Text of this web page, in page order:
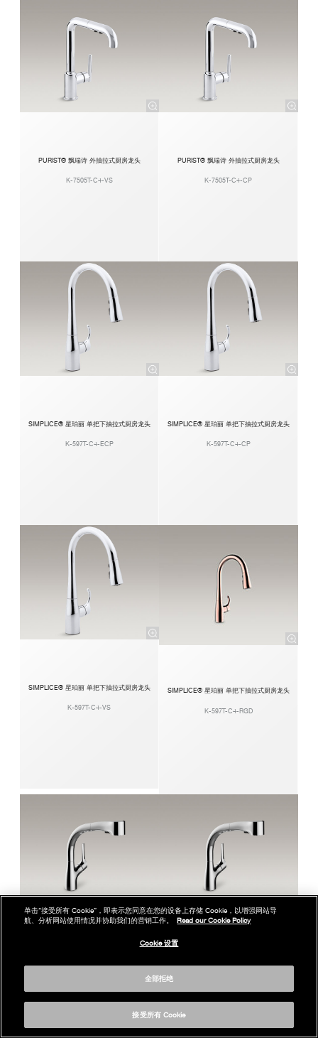
PURIST® 飘瑞诗 外抽拉式厨房龙头
K-7505T-C4-VS
PURIST® 飘瑞诗 外抽拉式厨房龙头
K-7505T-C4-CP
SIMPLICE® 星珀丽 单把下抽拉式厨房龙头
K-597T-C4-ECP
SIMPLICE® 星珀丽 单把下抽拉式厨房龙头
K-597T-C4-CP
SIMPLICE® 星珀丽 单把下抽拉式厨房龙头
K-597T-C4-VS
SIMPLICE® 星珀丽 单把下抽拉式厨房龙头
K-597T-C4-RGD
单击“接受所有 Cookie”，即表示您同意在您的设备上存储 Cookie，以增强网站导
航、分析网站使用情况并协助我们的营销工作。
Read our Cookie Policy
Cookie 设置
全部拒绝
接受所有 Cookie